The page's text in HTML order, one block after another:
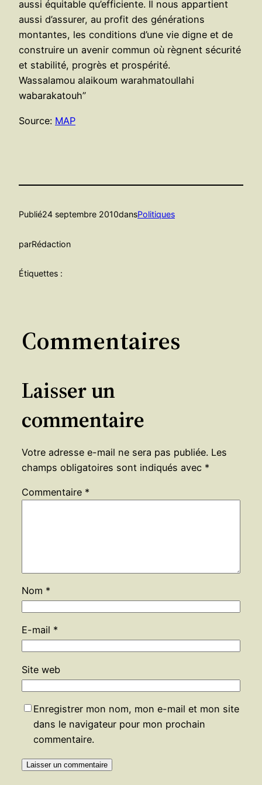
aussi équitable qu’efficiente. Il nous appartient
aussi d’assurer, au profit des générations
montantes, les conditions d’une vie digne et de
construire un avenir commun où règnent sécurité
et stabilité, progrès et prospérité.
Wassalamou alaikoum warahmatoullahi
wabarakatouh”
Source: MAP
Publié24 septembre 2010dansPolitiques
parRédaction
Étiquettes :
Commentaires
Laisser un
commentaire
Votre adresse e-mail ne sera pas publiée. Les
champs obligatoires sont indiqués avec *
Commentaire *
Nom *
E-mail *
Site web
Enregistrer mon nom, mon e-mail et mon site
dans le navigateur pour mon prochain
commentaire.